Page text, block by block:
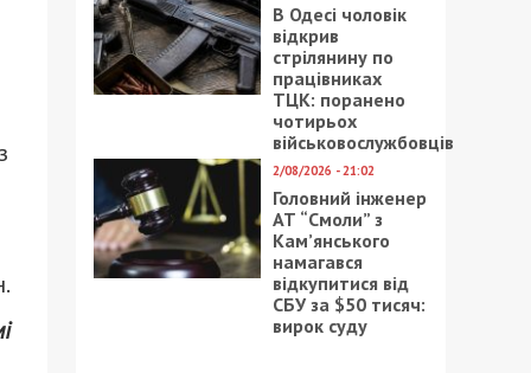
В Одесі чоловік
відкрив
стрілянину по
працівниках
ТЦК: поранено
чотирьох
військовослужбовців
2/08/2026 - 21:02
Головний інженер
АТ “Смоли” з
Кам’янського
намагався
відкупитися від
СБУ за $50 тисяч:
вирок суду